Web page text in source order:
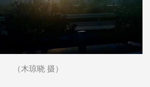
（木琼晓 摄）